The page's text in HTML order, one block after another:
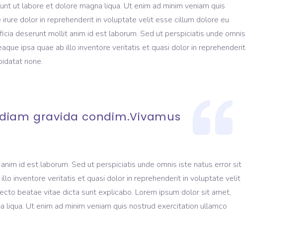
ut labore et dolore magna liqua. Ut enim ad minim veniam quis
dolor in reprehenderit in voluptate velit esse cillum dolore eu
deserunt mollit anim id est laborum. Sed ut perspiciatis unde omnis
ipsa quae ab illo inventore veritatis et quasi dolor in reprehenderit
none.
gravida condim.Vivamus
id est laborum. Sed ut perspiciatis unde omnis iste natus error sit
inventore veritatis et quasi dolor in reprehenderit in voluptate velit
beatae vitae dicta sunt explicabo. Lorem ipsum dolor sit amet,
Ut enim ad minim veniam quis nostrud exercitation ullamco